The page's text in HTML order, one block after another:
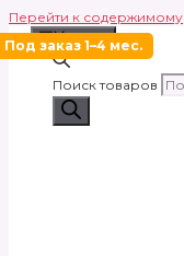
Перейти к содержимому
Меню
Поиск товаров
Под заказ 1–4 мес.